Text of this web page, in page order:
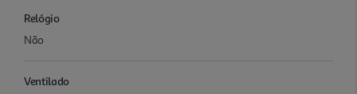
Relógio
Não
Ventilado